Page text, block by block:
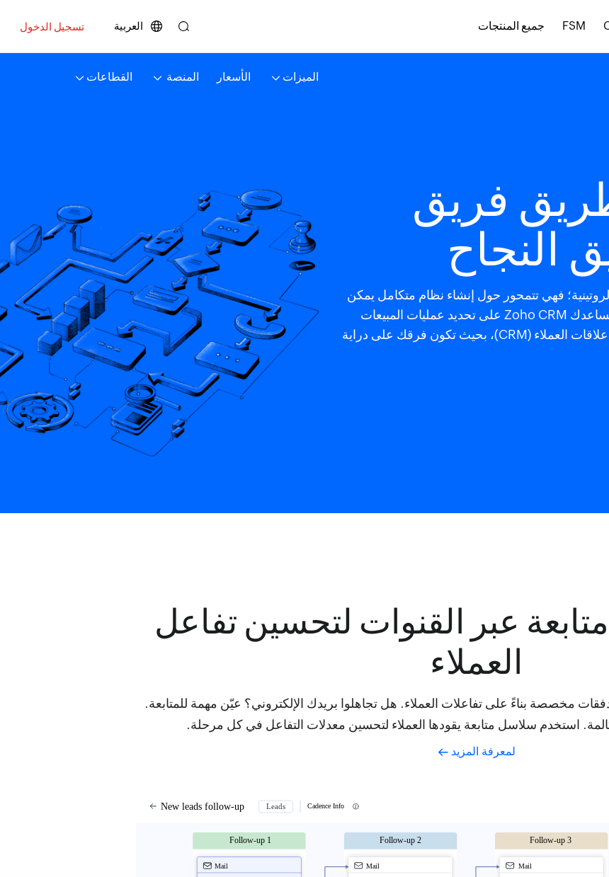
FSM جميع المنتجات العربية تسجيل الدخول
الميزات الأسعار المنصة القطاعات
فريق
النجاح
فهي تتمحور حول إنشاء نظام متكامل يمكن
أن تعمل فيه مؤسسة المبيعات لديك بدقة وفعالية. يساعدك Zoho CRM على تحديد عمليات المبيعات
المعقدة وتخصيص كل جانب منها، ودمجها في إدارة علاقات العملاء (CRM)، بحيث تكون فرقك على دراية
عبر القنوات لتحسين تفاعل
العملاء
مخصصة بناءً على تفاعلات العملاء. هل تجاهلوا بريدك الإلكتروني؟ عيّن مهمة للمتابعة.
استخدم سلاسل متابعة يقودها العملاء لتحسين معدلات التفاعل في كل مرحلة.
لمعرفة المزيد